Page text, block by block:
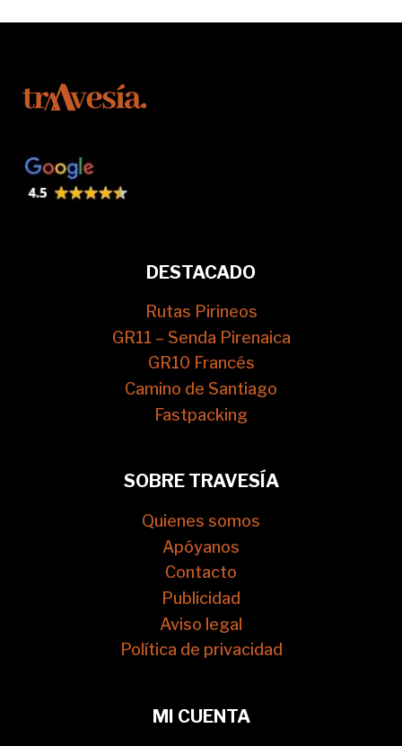
DESTACADO
Rutas Pirineos
GR11 – Senda Pirenaica
GR10 Francés
Camino de Santiago
Fastpacking
SOBRE TRAVESÍA
Quienes somos
Apóyanos
Contacto
Publicidad
Aviso legal
Política de privacidad
MI CUENTA